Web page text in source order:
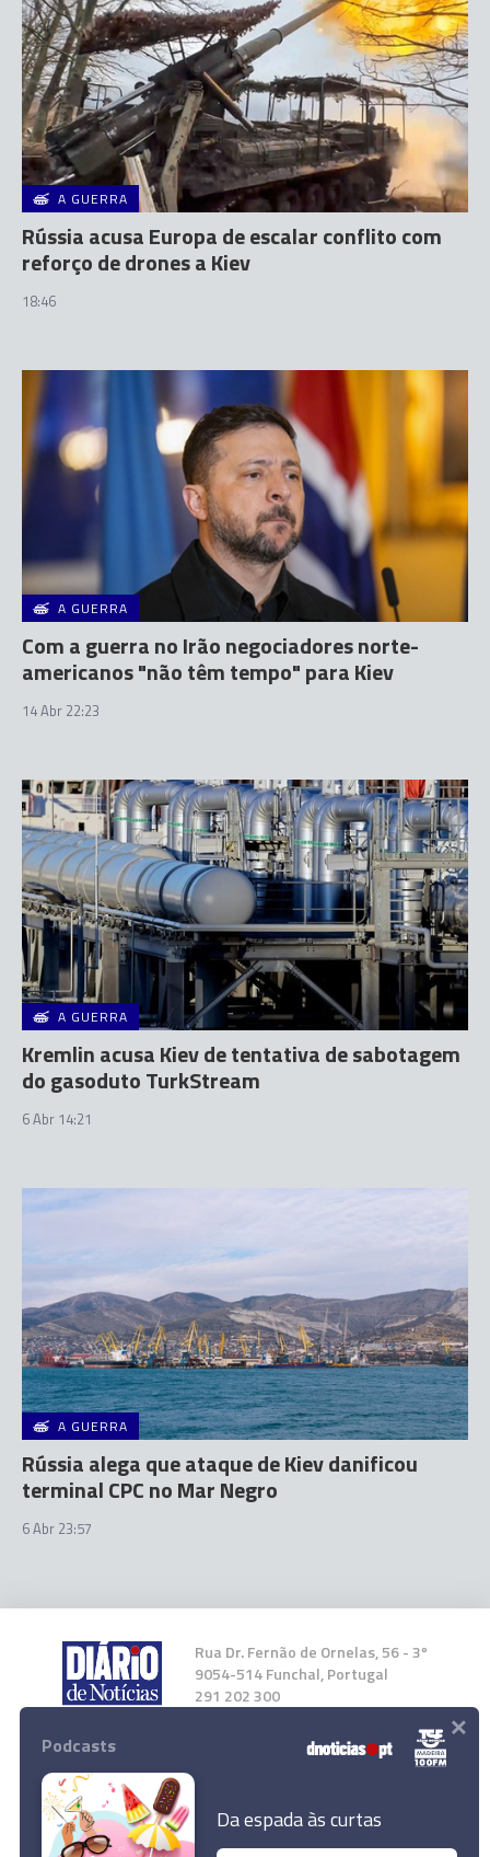
A GUERRA
Rússia acusa Europa de escalar conflito com
reforço de drones a Kiev
18:46
A GUERRA
Com a guerra no Irão negociadores norte-
americanos "não têm tempo" para Kiev
14 Abr 22:23
A GUERRA
Kremlin acusa Kiev de tentativa de sabotagem
do gasoduto TurkStream
6 Abr 14:21
A GUERRA
Rússia alega que ataque de Kiev danificou
terminal CPC no Mar Negro
6 Abr 23:57
Rua Dr. Fernão de Ornelas, 56 - 3º
9054-514 Funchal, Portugal
291 202 300
Instale a nossa App
Podcasts
Da espada às curtas
×